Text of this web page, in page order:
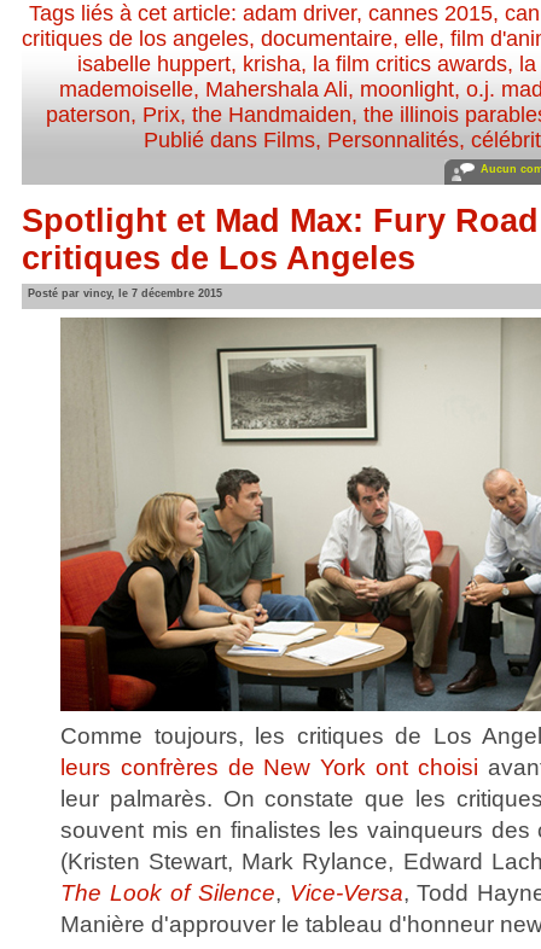
Tags liés à cet article:adam driver,cannes 2015,
critiques de los angeles,documentaire,elle,film
isabelle huppert, krisha, la film critics awards,
mademoiselle, Mahershala Ali, moonlight, o.j.
paterson, Prix,the Handmaiden,the illinois
Publié dans Films, Personnalités,
Aucun
Spotlight et Mad Max: Fury
critiques de Los Angeles
Posté par vincy, le 7 décembre 2015
Comme toujours, les critiques de Los
leurs confrères de New York ont choisi
leur palmarès. On constate que les
souvent mis en finalistes les vainqueurs des
(Kristen Stewart, Mark Rylance, Edward
The Look of Silence, Vice-Versa, Todd
Manière d'approuver le tableau d'honneur